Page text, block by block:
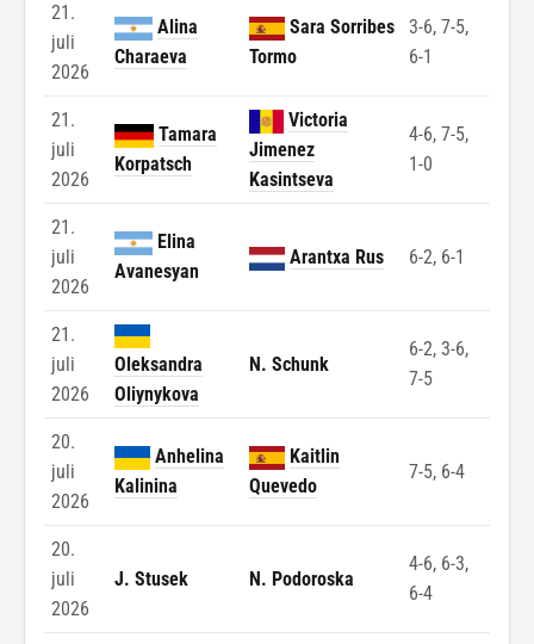
21.
juli
2026
Alina
Charaeva
Sara Sorribes
Tormo
3-6, 7-5,
6-1
21.
juli
2026
Tamara
Korpatsch
Victoria
Jimenez
Kasintseva
4-6, 7-5,
1-0
21.
juli
2026
Elina
Avanesyan
Arantxa Rus 6-2, 6-1
21.
juli
2026
Oleksandra
Oliynykova
N. Schunk
6-2, 3-6,
7-5
20.
juli
2026
Anhelina
Kalinina
Kaitlin
Quevedo
7-5, 6-4
20.
juli
2026
J. Stusek N. Podoroska
4-6, 6-3,
6-4